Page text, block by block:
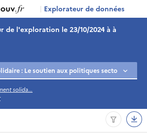
| Explorateur de données
de l'exploration le 23/10/2024 à à
solida...